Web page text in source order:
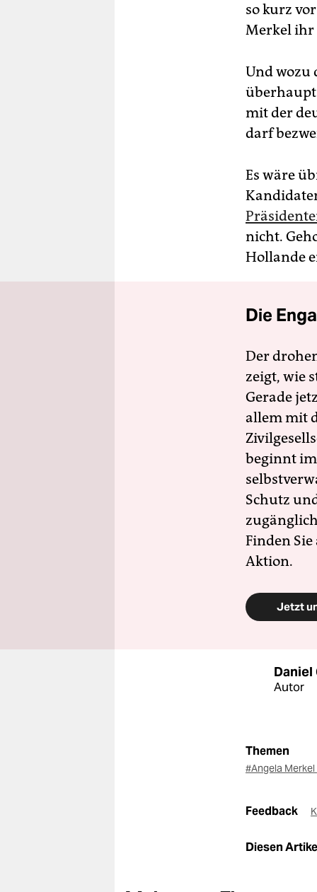
so kurz
Merkel ihr
Und wozu
überhaupt
mit der
darf
Es wäre
nicht.
Hollande
Die
Der
zeigt, wie
Gerade
allem mit
beginnt
Schutz
Finden
Aktion.
Jetzt
Daniel
Autor
Themen
#Angela Merkel
Feedback
Diesen